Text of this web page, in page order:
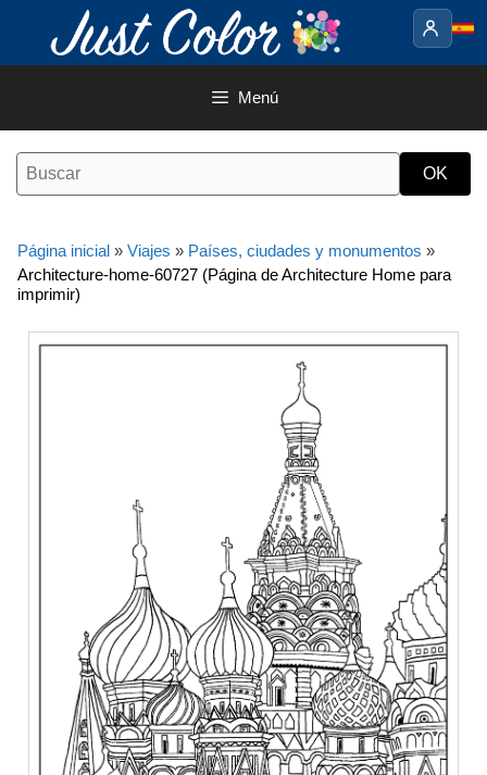
contenido
Menú
Página inicial » Viajes » Países, ciudades y monumentos »
Architecture-home-60727 (Página de Architecture Home para
imprimir)